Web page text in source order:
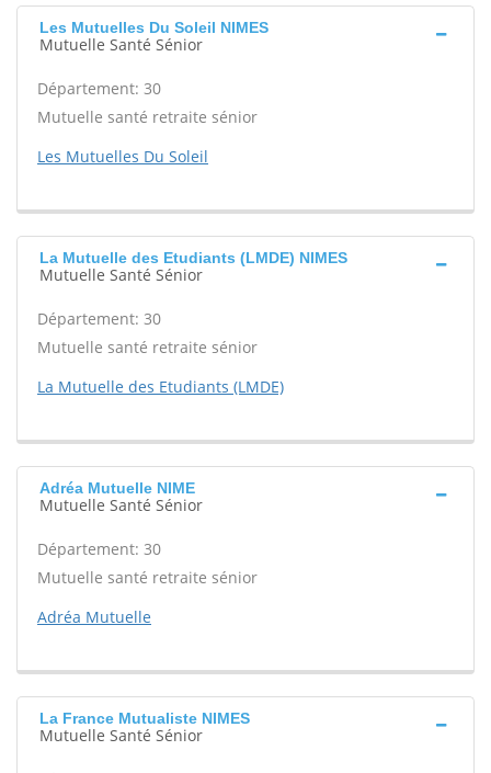
Les Mutuelles Du Soleil NIMES
Mutuelle Santé Sénior
Département: 30
Mutuelle santé retraite sénior
Les Mutuelles Du Soleil
La Mutuelle des Etudiants (LMDE) NIMES
Mutuelle Santé Sénior
Département: 30
Mutuelle santé retraite sénior
La Mutuelle des Etudiants (LMDE)
Adréa Mutuelle NIME
Mutuelle Santé Sénior
Département: 30
Mutuelle santé retraite sénior
Adréa Mutuelle
La France Mutualiste NIMES
Mutuelle Santé Sénior